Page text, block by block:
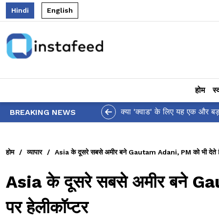
Hindi English
होम
BREAKING NEWSक्या 'क्वाड' के लिए यह एक और बड़ा झटका है? US
होम / व्यापार / Asia के दूसरे सबसे अमीर बने Gautam Adani, PM को भी देते हैं
Asia के दूसरे सबसे अमीर बने
पर हेलीकॉप्टर